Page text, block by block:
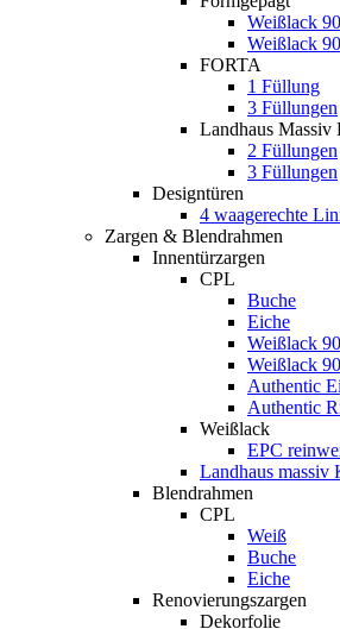
Weißlack
Weißlack
FORTA
1 Füllung
3 Füllungen
Landhaus Massiv
2 Füllungen
3 Füllungen
Designtüren
4 waagerechte
Zargen & Blendrahmen
Innentürzargen
CPL
Buche
Eiche
Weißlack
Weißlack
Authentic
Authentic
Weißlack
EPC
Landhaus massiv
Blendrahmen
CPL
Weiß
Buche
Eiche
Renovierungszargen
Dekorfolie